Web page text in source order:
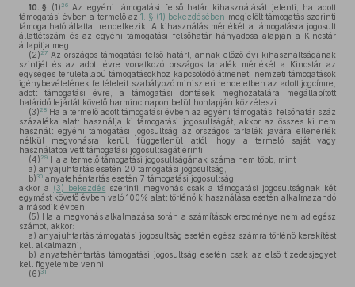
10. § (1) 26Az egyéni támogatási felső határ kihasználását jelenti, ha adott
támogatási évben a termelő az 1. § (1) bekezdésében megjelölt támogatás szerinti
támogatható állattal rendelkezik. A kihasználás mértékét a támogatásra jogosult
állatlétszám és az egyéni támogatási felsőhatár hányadosa alapján a Kincstár
állapítja meg.
(2) 27 Az országos támogatási felső határt, annak előző évi kihasználtságának
szintjét és az adott évre vonatkozó országos tartalék mértékét a Kincstár az
egységes területalapú támogatásokhoz kapcsolódó átmeneti nemzeti támogatások
igénybevételének feltételeit szabályozó miniszteri rendeletben az adott jogcímre,
adott támogatási évre, a támogatási döntések meghozatalára megállapított
határidő lejártát követő harminc napon belül honlapján közzéteszi.
(3) 28 Ha a termelő adott támogatási évben az egyéni támogatási felsőhatár száz
százaléka alatt használja ki támogatási jogosultságát, akkor az összes ki nem
használt egyéni támogatási jogosultság az országos tartalék javára ellenérték
nélkül megvonásra kerül, függetlenül attól, hogy a termelő saját vagy
használatba vett támogatási jogosultságát érinti.
(4) 29 Ha a termelő támogatási jogosultságának száma nem több, mint
a) anyajuhtartás esetén 20 támogatási jogosultság,
b) 30 anyatehéntartás esetén 7 támogatási jogosultság,
akkor a (3) bekezdés szerinti megvonás csak a támogatási jogosultságnak két
egymást követő évben való 100% alatt történő kihasználása esetén alkalmazandó
a második évben.
(5) Ha a megvonás alkalmazása során a számítások eredménye nem ad egész
számot, akkor:
a) anyajuhtartás támogatási jogosultság esetén egész számra történő kerekítést
kell alkalmazni,
b) anyatehéntartás támogatási jogosultság esetén csak az első tizedesjegyet
kell figyelembe venni.
(6) 31